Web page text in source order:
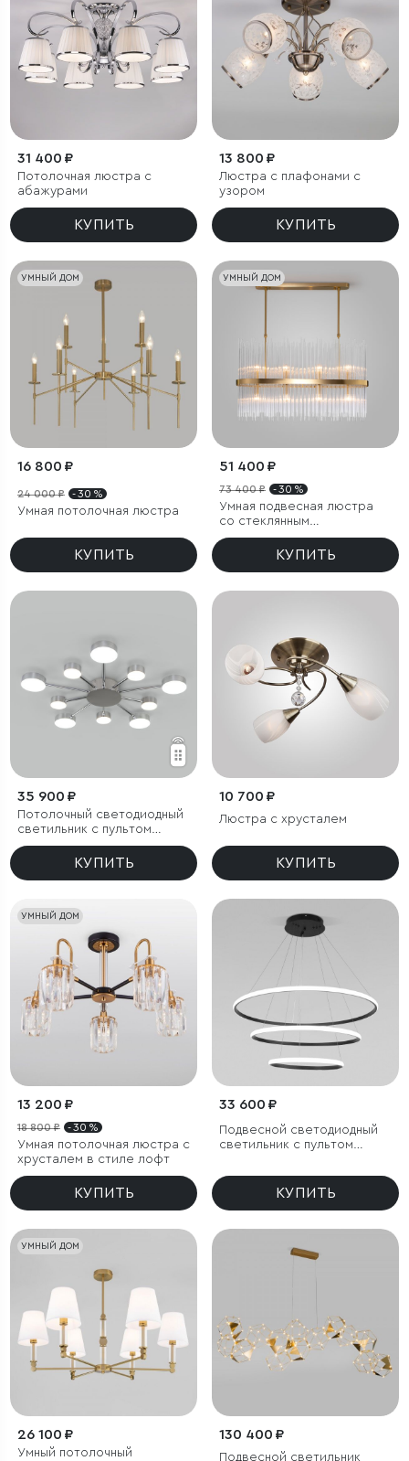
31 400 ₽
Потолочная люстра с
абажурами
КУПИТЬ
13 800 ₽
Люстра с плафонами с
узором
КУПИТЬ
УМНЫЙ ДОМ
16 800 ₽
24 000 ₽ - 30 %
Умная потолочная люстра
КУПИТЬ
УМНЫЙ ДОМ
51 400 ₽
73 400 ₽ - 30 %
Умная подвесная люстра
со стеклянным
рассеивателем
КУПИТЬ
35 900 ₽
Потолочный светодиодный
светильник с пультом
управления
КУПИТЬ
10 700 ₽
Люстра с хрусталем
КУПИТЬ
УМНЫЙ ДОМ
13 200 ₽
18 800 ₽ - 30 %
Умная потолочная люстра с
хрусталем в стиле лофт
КУПИТЬ
33 600 ₽
Подвесной светодиодный
светильник с пультом
КУПИТЬ
УМНЫЙ ДОМ
26 100 ₽
Умный потолочный
130 400 ₽
Подвесной светильник